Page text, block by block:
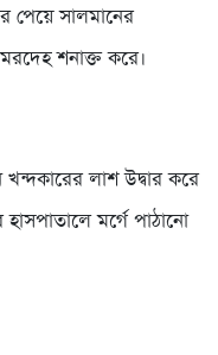
পেয়ে সালমানের
শনাক্ত করে।
লাশ উদ্বার করে
মর্গে পাঠানো